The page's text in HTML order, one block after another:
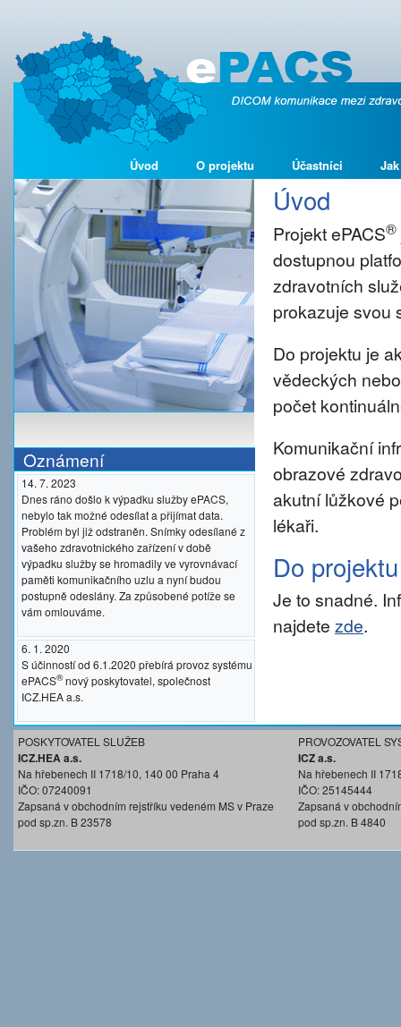
Úvod O projektu Účastníci
Oznámení
14. 7. 2023
Dnes ráno došlo k výpadku služby ePACS,
nebylo tak možné odesílat a přijímat data.
Problém byl již odstraněn. Snímky odesílané z
vašeho zdravotnického zařízení v době
výpadku služby se hromadily ve vyrovnávací
paměti komunikačního uzlu a nyní budou
postupně odeslány. Za způsobené potíže se
vám omlouváme.
6. 1. 2020
S účinností od 6.1.2020 přebírá provoz systému
ePACS®nový poskytovatel, společnost
ICZ.HEA a.s.
Úvod
Projekt ePACS®
dostupnou
zdravotních
prokazuje svou
Do projektu je
vědeckých
počet
Komunikační
obrazové
akutní lůžkové
lékaři.
Do
Je to snadné.
najdete zde.
POSKYTOVATEL SLUŽEB
ICZ.HEA a.s.
Na hřebenech II 1718/10, 140 00 Praha 4
IČO: 07240091
Zapsaná v obchodním rejstříku vedeném MS v Praze
pod sp.zn. B 23578
PROVOZOVATEL
ICZ a.s.
Na hřebenech II
IČO: 25145444
Zapsaná v
pod sp.zn. B 4840